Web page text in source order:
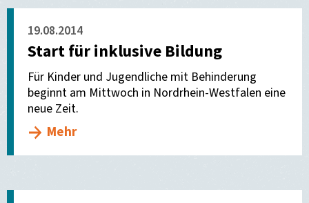
19.08.2014
Start für inklusive Bildung
Für Kinder und Jugendliche mit Behinderung
beginnt am Mittwoch in Nordrhein-Westfalen eine
neue Zeit.
Mehr